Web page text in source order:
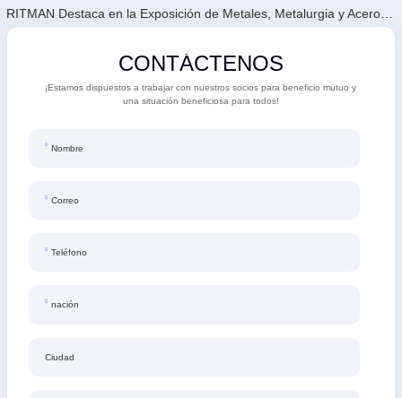
CONTÁCTENOS
¡Estamos dispuestos a trabajar con nuestros socios para beneficio mutuo y
una situación beneficiosa para todos!
Nombre
Correo
Teléfono
nación
Ciudad